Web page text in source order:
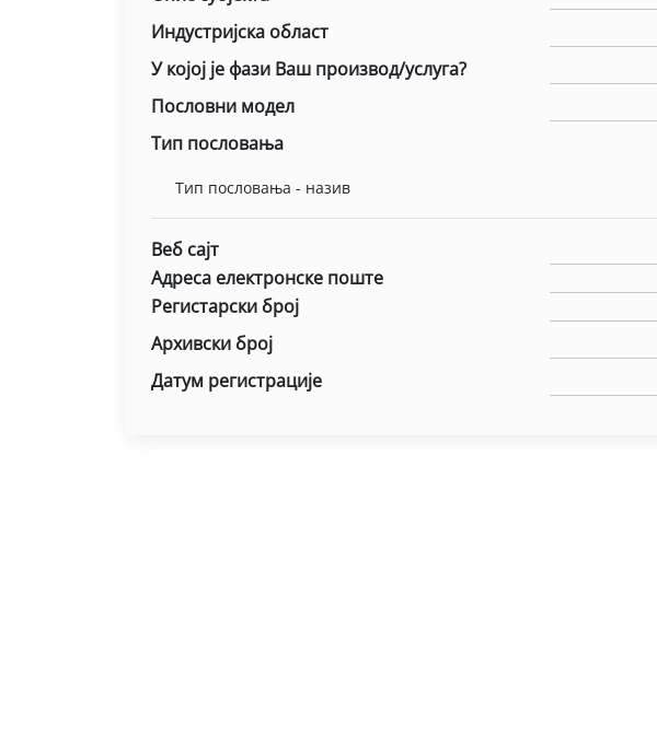
Индустријска област
У којој је фази Ваш производ/услуга?
Пословни модел
Тип пословања
Тип пословања - назив
Веб сајт
Адреса електронске поште
Регистарски број
Архивски број
Датум регистрације